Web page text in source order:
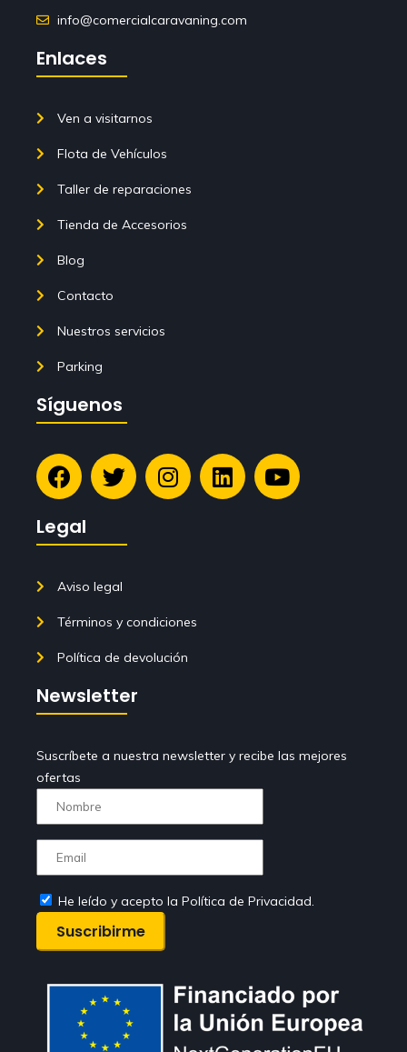
info@comercialcaravaning.com
Enlaces
Ven a visitarnos
Flota de Vehículos
Taller de reparaciones
Tienda de Accesorios
Blog
Contacto
Nuestros servicios
Parking
Síguenos
Legal
Aviso legal
Términos y condiciones
Política de devolución
Newsletter
Suscríbete a nuestra newsletter y recibe las mejores
ofertas
He leído y acepto la Política de Privacidad.